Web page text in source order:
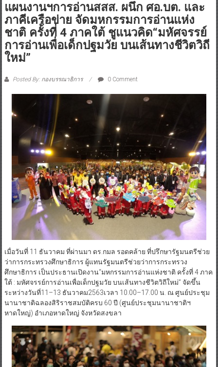
แผนงานฯการอ่านสสส. ผนึก ศอ.บต. และ
ภาคีเครือข่าย จัดมหกรรมการอ่านแห่ง
ชาติ ครั้งที่ 4 ภาคใต้ ชูแนวคิด“มหัศจรรย์
การอ่านเพื่อเด็กปฐมวัย บนเส้นทางชีวิตวิถี
ใหม่”
Posted By: กองบรรณาธิการ 0 Comment
เมื่อวันที่ 11 ธันวาคม ที่ผ่านมา ดร.กมล รอดคล้าย ที่ปรึกษารัฐมนตรีช่วย
ว่าการกระทรวงศึกษาธิการ ผู้แทนรัฐมนตรีช่วยว่าการกระทรวง
ศึกษาธิการ เป็นประธานเปิดงาน“มหกรรมการอ่านแห่งชาติ ครั้งที่ 4 ภาค
ใต้ : มหัศจรรย์การอ่านเพื่อเด็กปฐมวัย บนเส้นทางชีวิตวิถีใหม่” จัดขึ้น
ระหว่างวันที่11–13 ธันวาคม2563เวลา 10.00–17.00 น. ณ ศูนย์ประชุม
นานาชาติฉลองสิริราชสมบัติครบ 60 ปี (ศูนย์ประชุมนานาชาติฯ
หาดใหญ่) อำเภอหาดใหญ่ จังหวัดสงขลา